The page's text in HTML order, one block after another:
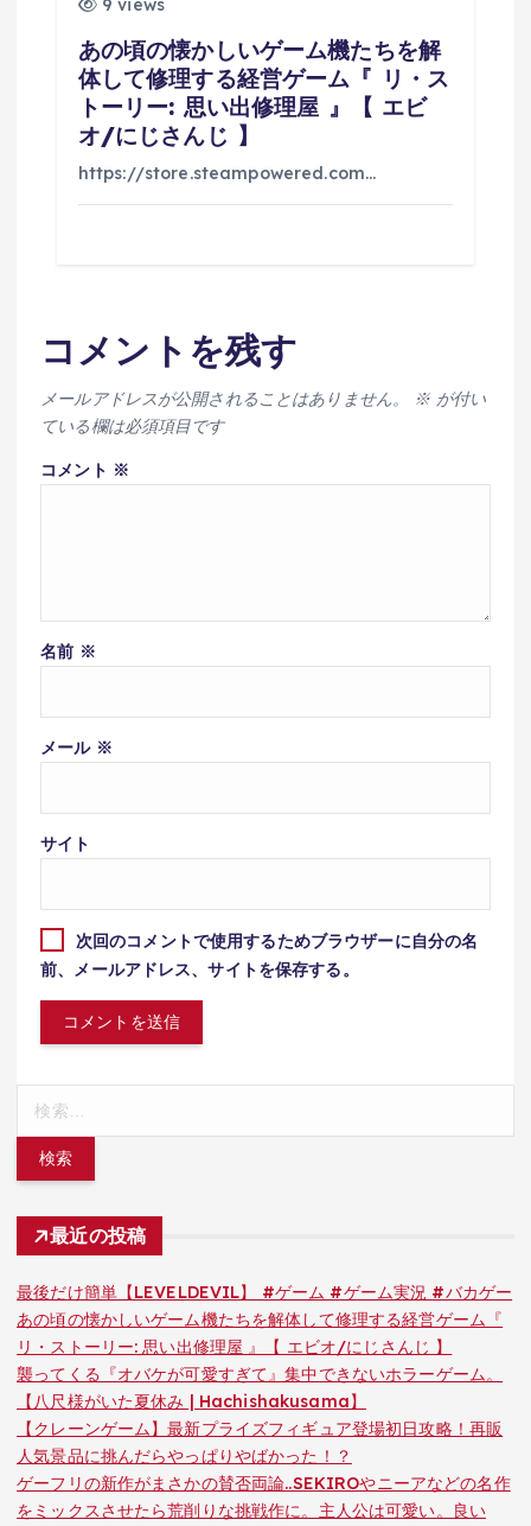
9 views
あの頃の懐かしいゲーム機たちを解
体して修理する経営ゲーム『 リ・ス
トーリー: 思い出修理屋 』【 エビ
オ/にじさんじ 】
https://store.steampowered.com…
コメントを残す
メールアドレスが公開されることはありません。 ※が付い
ている欄は必須項目です
コメント ※
名前 ※
メール ※
サイト
次回のコメントで使用するためブラウザーに自分の名
前、メールアドレス、サイトを保存する。
最近の投稿
最後だけ簡単【LEVELDEVIL】 #ゲーム #ゲーム実況 #バカゲー
あの頃の懐かしいゲーム機たちを解体して修理する経営ゲーム『
リ・ストーリー: 思い出修理屋 』【 エビオ/にじさんじ 】
襲ってくる『オバケが可愛すぎて』集中できないホラーゲーム。
【八尺様がいた夏休み | Hachishakusama】
【クレーンゲーム】最新プライズフィギュア登場初日攻略！再販
人気景品に挑んだらやっぱりやばかった！？
ゲーフリの新作がまさかの賛否両論..SEKIROやニーアなどの名作
をミックスさせたら荒削りな挑戦作に。主人公は可愛い。良い